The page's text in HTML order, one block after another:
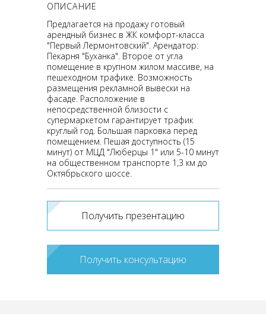
ОПИСАНИЕ
Предлагается на продажу готовый
арендный бизнес в ЖК комфорт-класса
"Первый Лермонтовский". Арендатор:
Пекарня "Буханка". Второе от угла
помещение в крупном жилом массиве, на
пешеходном трафике. Возможность
размещения рекламной вывески на
фасаде. Расположение в
непосредственной близости с
супермаркетом гарантирует трафик
круглый год. Большая парковка перед
помещением. Пешая доступность (15
минут) от МЦД "Люберцы 1" или 5-10 минут
на общественном транспорте 1,3 км до
Октябрьского шоссе.
Получить презентацию
Получить консультацию